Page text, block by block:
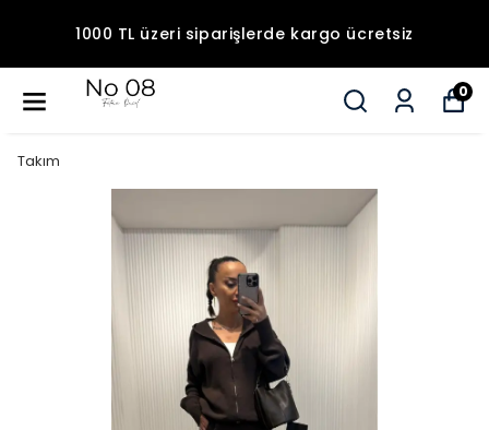
1000 TL üzeri siparişlerde kargo ücretsiz
0
Takım